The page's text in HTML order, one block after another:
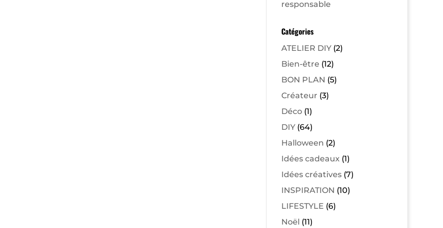
Catégories
ATELIER DIY(2)
Bien-être (12)
BON PLAN (5)
Créateur (3)
Déco(1)
DIY(64)
Halloween (2)
Idées cadeaux(1)
Idées créatives(7)
INSPIRATION (10)
LIFESTYLE (6)
Noël (11)